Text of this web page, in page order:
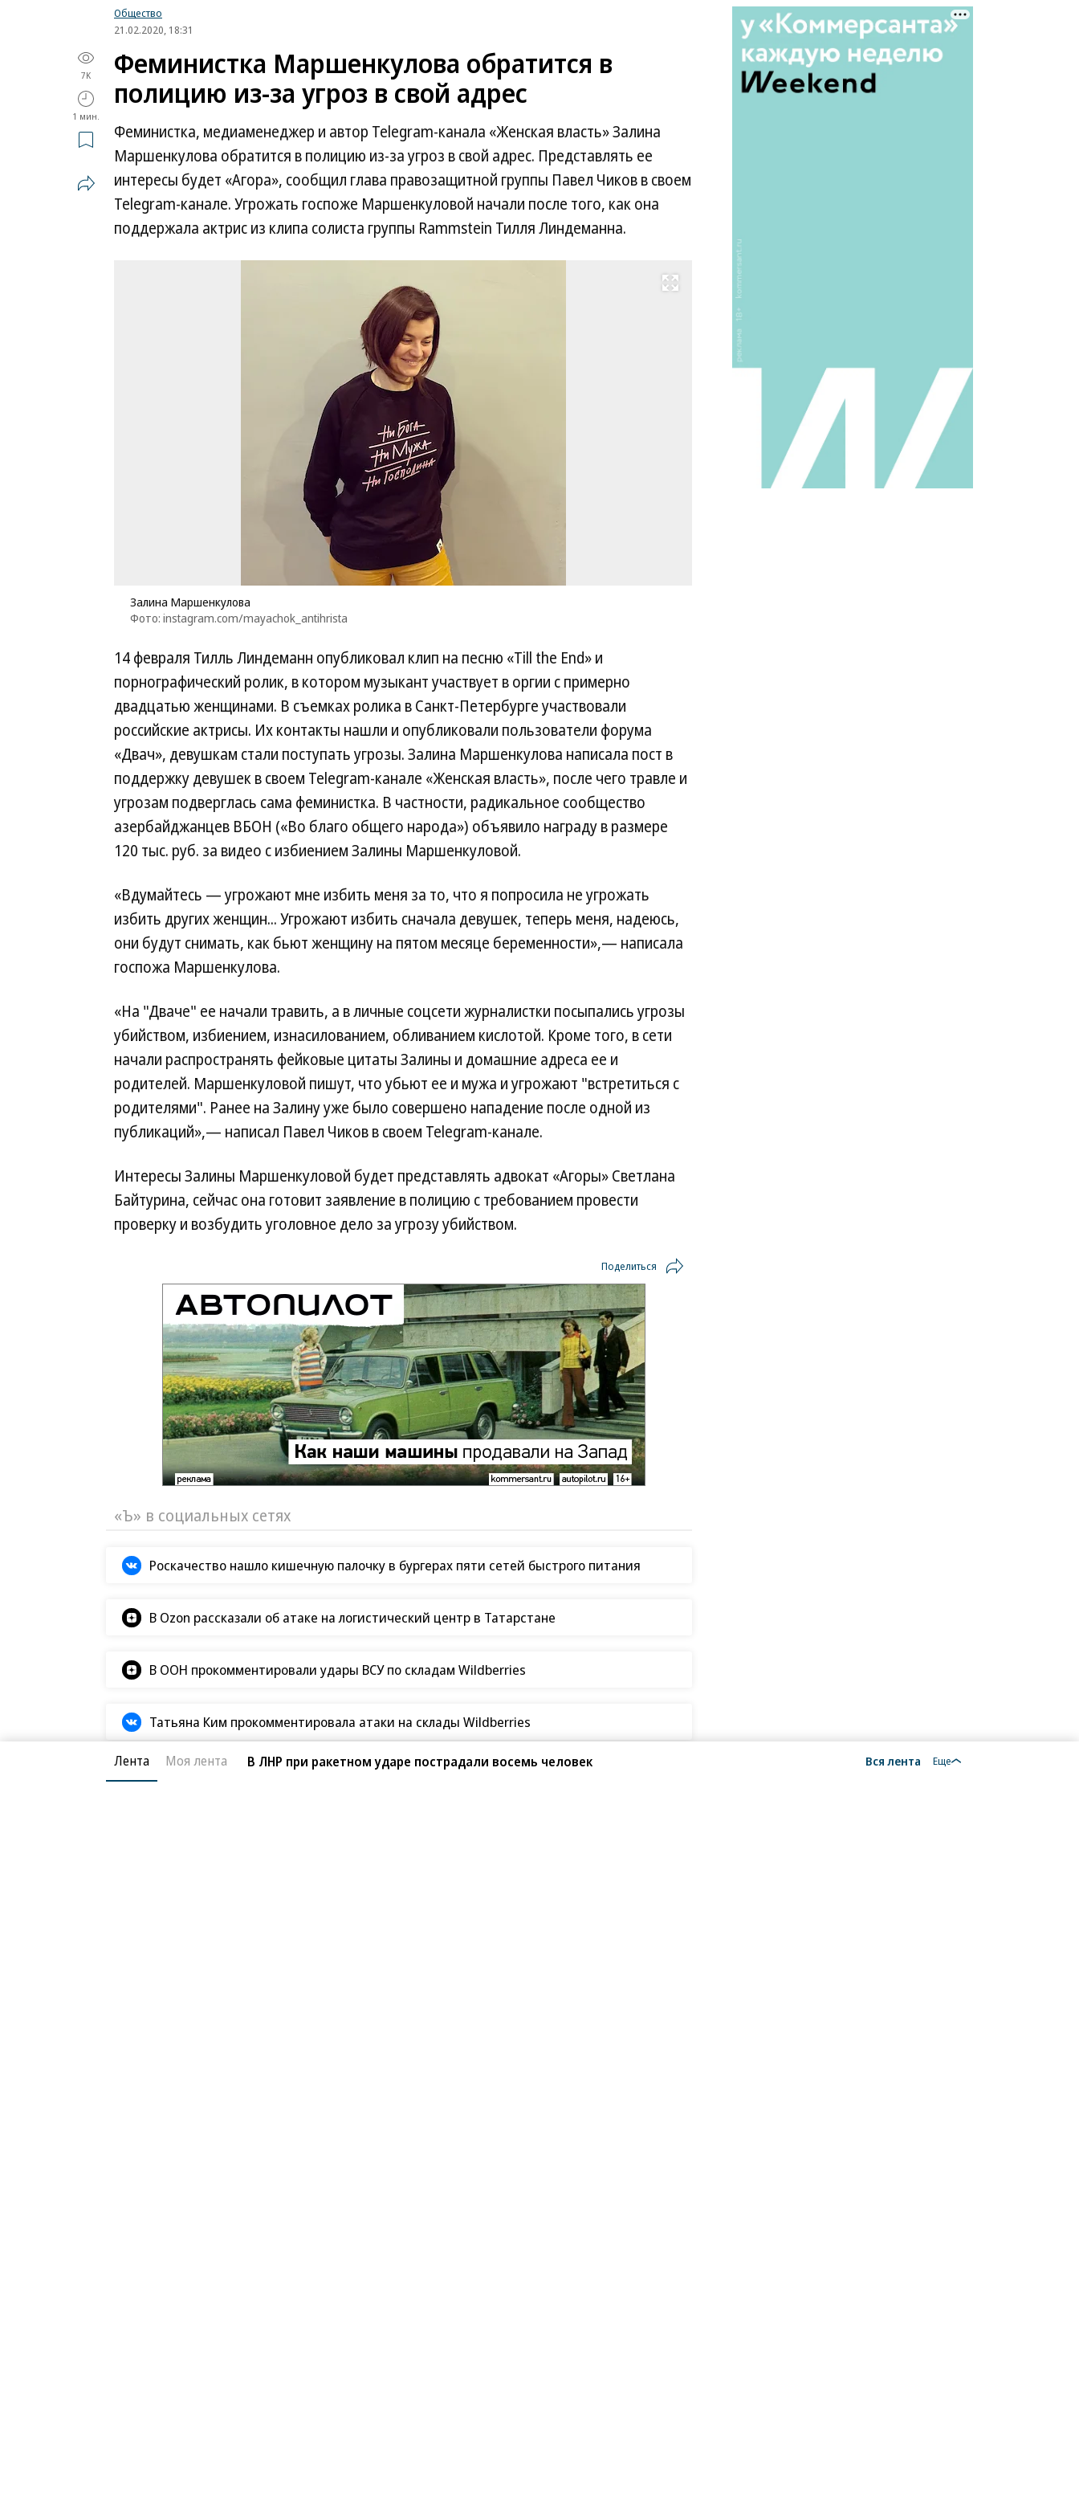
Общество
21.02.2020, 18:31
7K
1 мин.
Феминистка Маршенкулова обратится в
полицию из-за угроз в свой адрес
Феминистка, медиаменеджер и автор Telegram-канала «Женская власть» Залина
Маршенкулова обратится в полицию из-за угроз в свой адрес. Представлять ее
интересы будет «Агора», сообщил глава правозащитной группы Павел Чиков в своем
Telegram-канале. Угрожать госпоже Маршенкуловой начали после того, как она
поддержала актрис из клипа солиста группы Rammstein Тилля Линдеманна.
Развернуть на весь экран
Залина Маршенкулова
Фото: instagram.com/mayachok_antihrista
Залина
Маршенкулова
instagram.com/mayachok_antihrista
14 февраля Тилль Линдеманн опубликовал клип на песню «Till the End» и
порнографический ролик, в котором музыкант участвует в оргии с примерно
двадцатью женщинами. В съемках ролика в Санкт-Петербурге участвовали
российские актрисы. Их контакты нашли и опубликовали пользователи форума
«Двач», девушкам стали поступать угрозы. Залина Маршенкулова написала пост в
поддержку девушек в своем Telegram-канале «Женская власть», после чего травле и
угрозам подверглась сама феминистка. В частности, радикальное сообщество
азербайджанцев ВБОН («Во благо общего народа») объявило награду в размере
120 тыс. руб. за видео с избиением Залины Маршенкуловой.
«Вдумайтесь — угрожают мне избить меня за то, что я попросила не угрожать
избить других женщин... Угрожают избить сначала девушек, теперь меня, надеюсь,
они будут снимать, как бьют женщину на пятом месяце беременности»,— написала
госпожа Маршенкулова.
«На "Дваче" ее начали травить, а в личные соцсети журналистки посыпались угрозы
убийством, избиением, изнасилованием, обливанием кислотой. Кроме того, в сети
начали распространять фейковые цитаты Залины и домашние адреса ее и
родителей. Маршенкуловой пишут, что убьют ее и мужа и угрожают "встретиться с
родителями". Ранее на Залину уже было совершено нападение после одной из
публикаций»,— написал Павел Чиков в своем Telegram-канале.
Интересы Залины Маршенкуловой будет представлять адвокат «Агоры» Светлана
Байтурина, сейчас она готовит заявление в полицию с требованием провести
проверку и возбудить уголовное дело за угрозу убийством.
Поделиться
«Ъ» в социальных сетях
Роскачество нашло кишечную палочку в бургерах пяти сетей быстрого питания
В Ozon рассказали об атаке на логистический центр в Татарстане
В ООН прокомментировали удары ВСУ по складам Wildberries
Татьяна Ким прокомментировала атаки на склады Wildberries
Лента Моя лента В ЛНР при ракетном ударе пострадали восемь человек Вся лента Еще